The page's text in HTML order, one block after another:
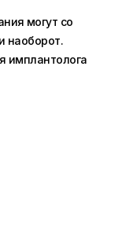
могут со
наоборот.
имплантолога